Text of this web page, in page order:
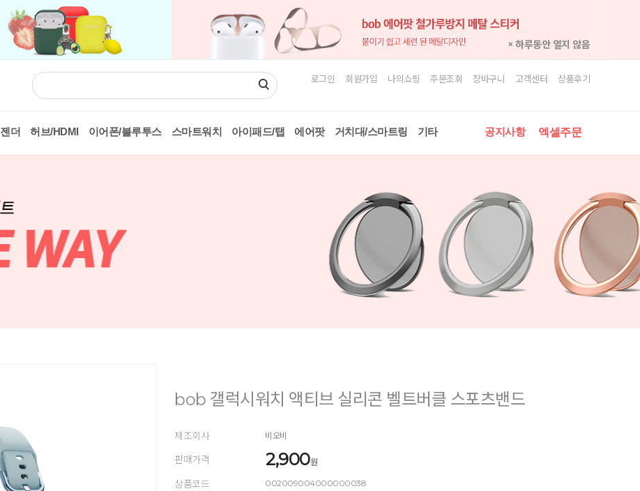
× 하루동안 열지 않음
로그인 회원가입 나의쇼핑 주문조회 장바구니 고객센터 상품후기
젠더 허브/HDMI 이어폰/블루투스 스마트워치 아이패드/탭 에어팟 거치대/스마트링 기타 공지사항 엑셀주문
bob 갤럭시워치 액티브 실리콘 벨트버클 스포츠밴드
제조회사 비오비
판매가격 2,900원
상품코드 002009004000000038